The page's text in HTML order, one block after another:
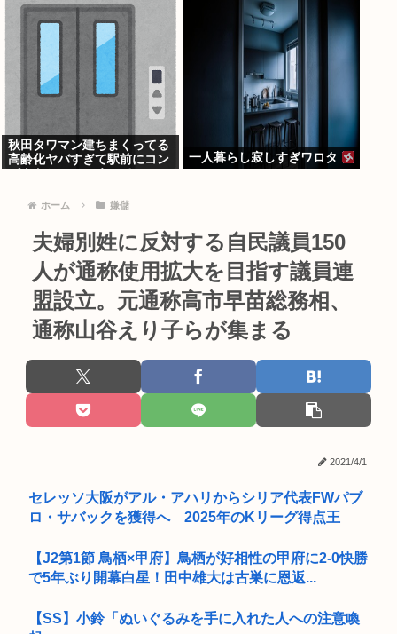
秋田タワマン建ちまくってる
高齢化ヤバすぎて駅前にコン
一人暮らし寂しすぎワロタ
ホーム 嫌儲
夫婦別姓に反対する自民議員150
人が通称使用拡大を目指す議員連
盟設立。元通称高市早苗総務相、
通称山谷えり子らが集まる
2021/4/1
セレッソ大阪がアル・アハリからシリア代表FWパブ
ロ・サバックを獲得へ 2025年のKリーグ得点王
【J2第1節 鳥栖×甲府】鳥栖が好相性の甲府に2-0快勝
で5年ぶり開幕白星！田中雄大は古巣に恩返...
【SS】小鈴「ぬいぐるみを手に入れた人への注意喚